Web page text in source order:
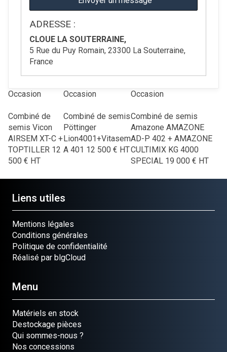
ADRESSE :
CLOUE LA SOUTERRAINE,
5 Rue du Puy Romain, 23300 La Souterraine,
France
Occasion
Combiné de
semis Vicon
AIRSEM XT-C +
TOPTILLER 12
500 € HT
Occasion
Combiné de semis
Pöttinger
Lion4001+Vitasem
A 401 12 500 € HT
Occasion
Combiné de semis
Amazone AMAZONE
AD-P 402 + AMAZONE
CULTIMIX KG 4000
SPECIAL 19 000 € HT
Liens utiles
Mentions légales
Conditions générales
Politique de confidentialité
Réalisé par blgCloud
Menu
Matériels en stock
Destockage pièces
Qui sommes-nous ?
Nos concessions